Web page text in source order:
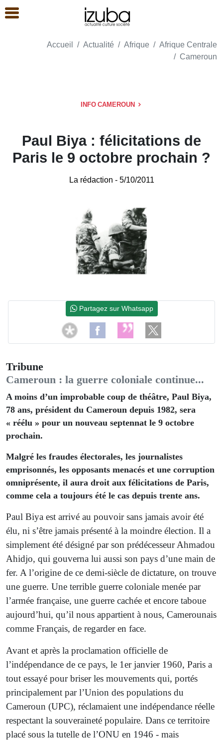
Accueil Actualité Afrique
Afrique Centrale
Cameroun
INFO CAMEROUN
Paul Biya : félicitations de
Paris le 9 octobre prochain ?
La rédaction - 5/10/2011
Tribune
Cameroun : la guerre coloniale continue...
A moins d’un improbable coup de théâtre, Paul Biya,
78 ans, président du Cameroun depuis 1982, sera
« réélu » pour un nouveau septennat le 9 octobre
prochain.
Malgré les fraudes électorales, les journalistes
emprisonnés, les opposants menacés et une corruption
omniprésente, il aura droit aux félicitations de Paris,
comme cela a toujours été le cas depuis trente ans.
Paul Biya est arrivé au pouvoir sans jamais avoir été
élu, ni s’être jamais présenté à la moindre élection. Il a
simplement été désigné par son prédécesseur Ahmadou
Ahidjo, qui gouverna lui aussi son pays d’une main de
fer. A l’origine de ce demi-siècle de dictature, on trouve
une guerre. Une terrible guerre coloniale menée par
l’armée française, une guerre cachée et encore taboue
aujourd’hui, qu’il nous appartient à nous, Camerounais
comme Français, de regarder en face.
Avant et après la proclamation officielle de
l’indépendance de ce pays, le 1er janvier 1960, Paris a
tout essayé pour briser les mouvements qui, portés
principalement par l’Union des populations du
Cameroun (UPC), réclamaient une indépendance réelle
respectant la souveraineté populaire. Dans ce territoire
placé sous la tutelle de l’ONU en 1946 - mais
Partagez sur Whatsapp